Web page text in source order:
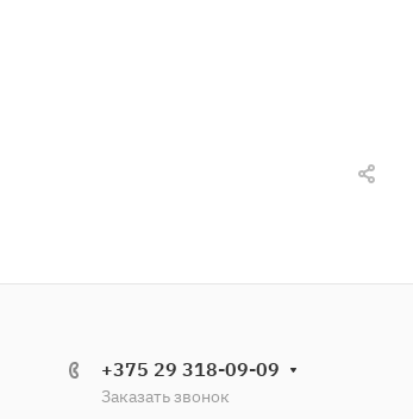
+375 29 318-09-09
Заказать звонок